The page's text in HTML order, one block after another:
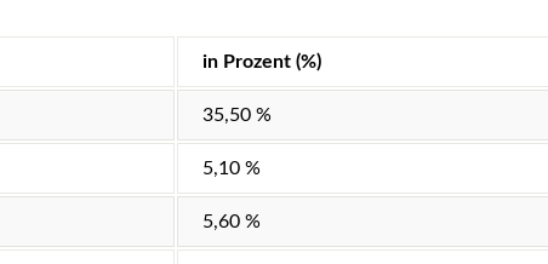
in Prozent (%)
35,50 %
5,10 %
5,60 %